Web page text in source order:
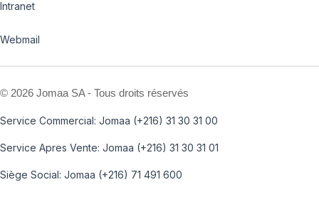
Intranet
Webmail
© 2026 Jomaa SA - Tous droits réservés
Service Commercial: Jomaa (+216) 31 30 31 00
Service Apres Vente: Jomaa (+216) 31 30 31 01
Siège Social: Jomaa (+216) 71 491 600